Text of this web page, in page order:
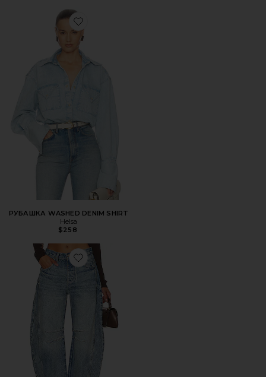
Favorite РУБАШКА WASHED DENIM SHIRT
РУБАШКА WASHED DENIM SHIRT
Helsa
$258
Favorite СРЕДНИЙ ПОДЪЁМ WE THE FREE GOOD LUCK